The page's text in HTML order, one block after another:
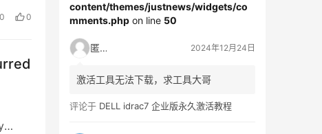
0 0
content/themes/justnews/widgets/co
mments.php on line 50
匿名 2024年12月24日
激活工具无法下载，求工具大哥
评论于 DELL idrac7 企业版永久激活教程